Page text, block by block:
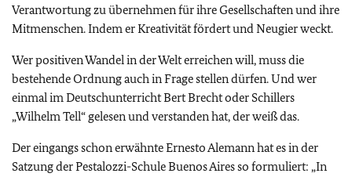
Verantwortung zu übernehmen für ihre Gesellschaften und ihre
Mitmenschen. Indem er Kreativität fördert und Neugier weckt.
Wer positiven Wandel in der Welt erreichen will, muss die
bestehende Ordnung auch in Frage stellen dürfen. Und wer
einmal im Deutschunterricht Bert Brecht oder Schillers
„Wilhelm Tell“ gelesen und verstanden hat, der weiß das.
Der eingangs schon erwähnte Ernesto Alemann hat es in der
Satzung der Pestalozzi-Schule Buenos Aires so formuliert: „In